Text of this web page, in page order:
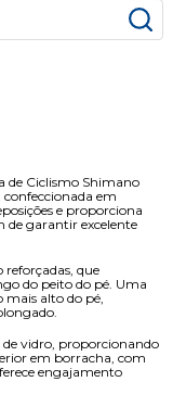
de Ciclismo Shimano
em
e proporciona
de garantir excelente
que
do peito do pé. Uma
mais alto do pé,
vidro, proporcionando
em borracha, com
engajamento